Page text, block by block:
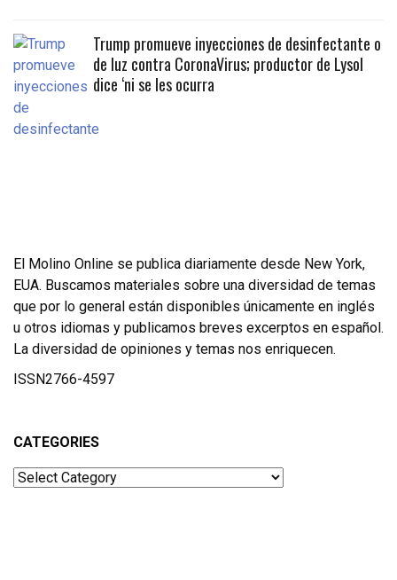
Trump promueve inyecciones de desinfectante o
de luz contra CoronaVirus; productor de Lysol
dice ‘ni se les ocurra
El Molino Online se publica diariamente desde New York,
EUA. Buscamos materiales sobre una diversidad de temas
que por lo general están disponibles únicamente en inglés
u otros idiomas y publicamos breves excerptos en español.
La diversidad de opiniones y temas nos enriquecen.
ISSN2766-4597
CATEGORIES
Categories